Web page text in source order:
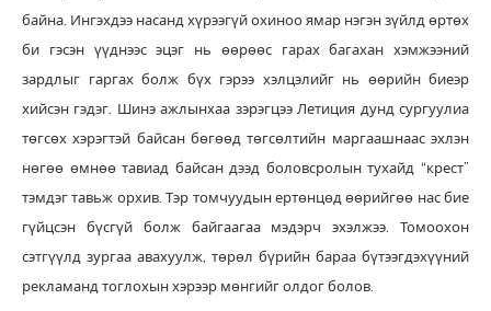
байна. Ингэхдээ насанд хүрээгүй охиноо ямар нэгэн зүйлд өртөх
би гэсэн үүднээс эцэг нь өөрөөс гарах багахан хэмжээний
зардлыг гаргах болж бүх гэрээ хэлцэлийг нь өөрийн биеэр
хийсэн гэдэг. Шинэ ажлынхаа зэрэгцээ Летиция дунд сургуулиа
төгсөх хэрэгтэй байсан бөгөөд төгсөлтийн маргаашнаас эхлэн
нөгөө өмнөө тавиад байсан дээд боловсролын тухайд “крест”
тэмдэг тавьж орхив. Тэр томчуудын ертөнцөд өөрийгөө нас бие
гүйцсэн бүсгүй болж байгаагаа мэдэрч эхэлжээ. Томоохон
сэтгүүлд зургаа авахуулж, төрөл бүрийн бараа бүтээгдэхүүний
рекламанд тоглохын хэрээр мөнгийг олдог болов.